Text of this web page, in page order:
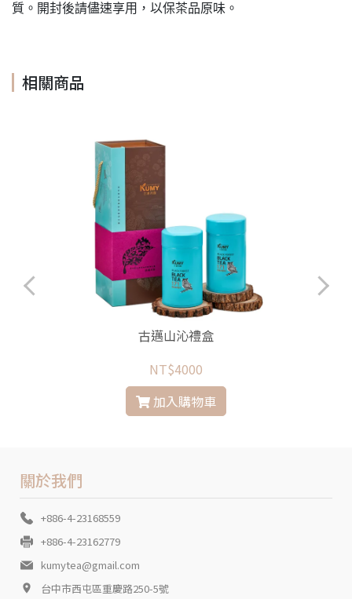
質。開封後請儘速享用，以保茶品原味。
相關商品
古邁山沁禮盒
NT$4000
加入購物車
關於我們
+886-4-23168559
+886-4-23162779
kumytea@gmail.com
台中市西屯區重慶路250-5號